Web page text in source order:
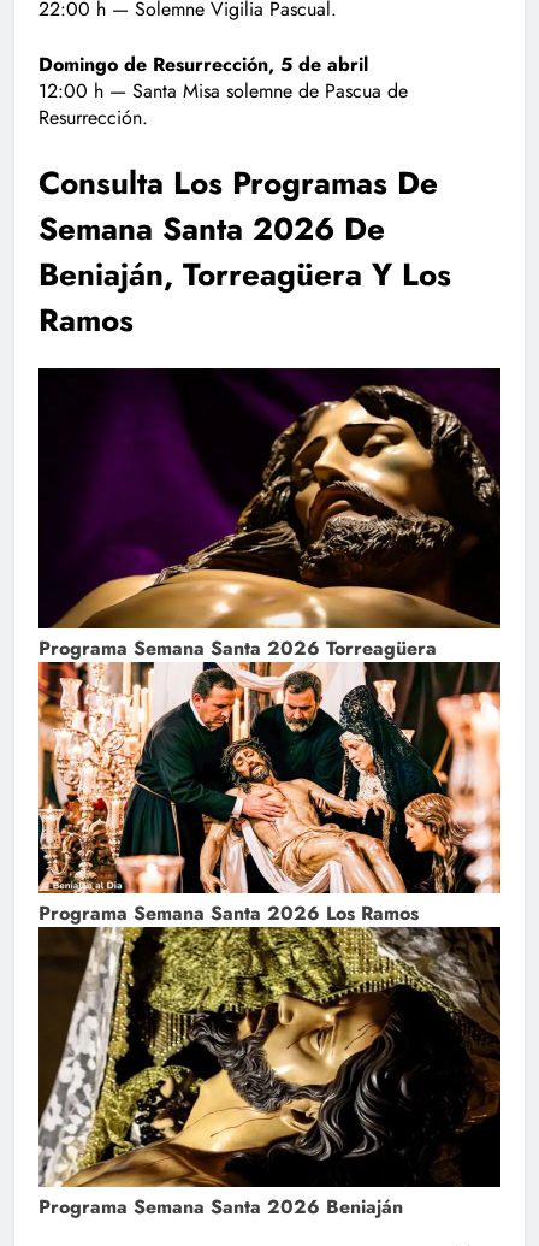
22:00 h — Solemne Vigilia Pascual.
Domingo de Resurrección, 5 de abril
12:00 h — Santa Misa solemne de Pascua de
Resurrección.
Consulta Los Programas De
Semana Santa 2026 De
Beniaján, Torreagüera Y Los
Ramos
Programa Semana Santa 2026 Torreagüera
Programa Semana Santa 2026 Los Ramos
Programa Semana Santa 2026 Beniaján